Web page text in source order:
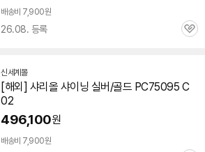
배송비 7,900원
26.08. 등록
관
신세계몰
[해외] 샤리올 샤이닝 실버/골드 PC75095 C
02
496,100원
배송비 7,900원